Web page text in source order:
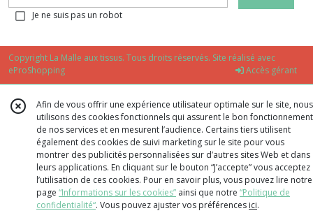
Je ne suis pas un robot
Copyright La Malle aux tissus. Tous droits réservés. Site réalisé avec
eProShopping
Accès gérant
Afin de vous offrir une expérience utilisateur optimale sur le site, nous
utilisons des cookies fonctionnels qui assurent le bon fonctionnement
de nos services et en mesurent l’audience. Certains tiers utilisent
également des cookies de suivi marketing sur le site pour vous
montrer des publicités personnalisées sur d’autres sites Web et dans
leurs applications. En cliquant sur le bouton “J’accepte” vous acceptez
l’utilisation de ces cookies. Pour en savoir plus, vous pouvez lire notre
page “Informations sur les cookies” ainsi que notre “Politique de
confidentialité“. Vous pouvez ajuster vos préférences ici.